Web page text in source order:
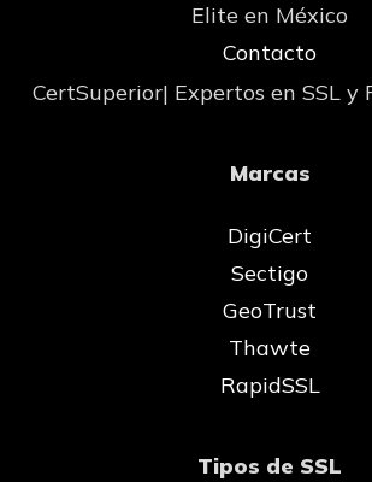
Elite en México
Contacto
CertSuperior| Expertos en SSL y
Marcas
DigiCert
Sectigo
GeoTrust
Thawte
RapidSSL
Tipos de SSL